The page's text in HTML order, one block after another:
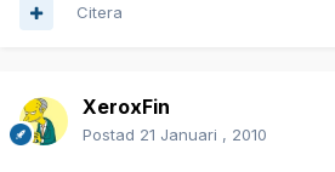
Citera
XeroxFin
Postad 21 Januari , 2010